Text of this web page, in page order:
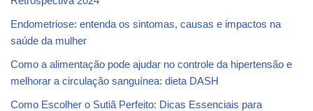
Endometriose: entenda os sintomas, causas e impactos na
saúde da mulher
Como a alimentação pode ajudar no controle da hipertensão e
melhorar a circulação sanguínea: dieta DASH
Como Escolher o Sutiã Perfeito: Dicas Essenciais para